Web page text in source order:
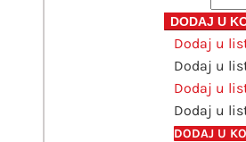
mm
bijela
20
kom
DODAJ U
Dodaj u
Dodaj u
Dodaj u
Dodaj u
DODAJ U